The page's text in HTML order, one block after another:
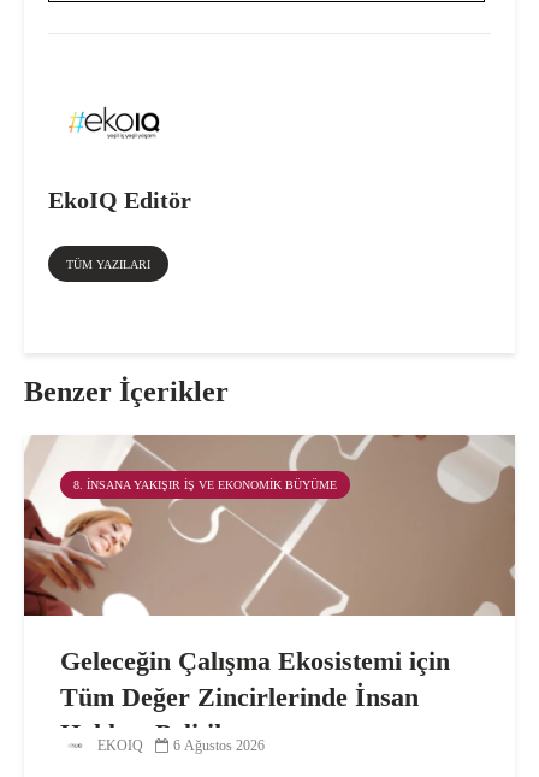
EkoIQ Editör
TÜM YAZILARI
Benzer İçerikler
8. İNSANA YAKIŞIR İŞ VE EKONOMIK BÜYÜME
Geleceğin Çalışma Ekosistemi için
Tüm Değer Zincirlerinde İnsan
Hakları Politikası
EKOIQ 6 Ağustos 2026